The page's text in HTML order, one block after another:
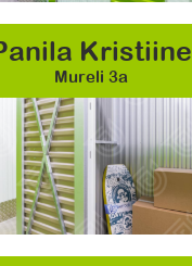
Kristiine
Mureli 3a